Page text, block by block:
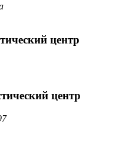
центр
центр